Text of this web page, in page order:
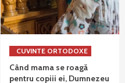
CUVINTE ORTODOXE
Când mama se roagă
pentru copiii ei, Dumnezeu